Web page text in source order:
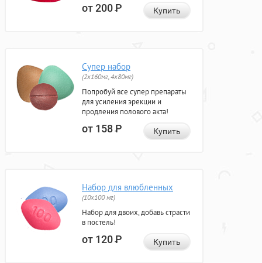
от 200Р Купить
Супер набор
(2х160мг, 4х80мг)
Попробуй все супер препараты
для усиления эрекции и
продления полового акта!
от 158Р Купить
Набор для влюбленных
(10х100 мг)
Набор для двоих, добавь страсти
в постель!
от 120Р Купить